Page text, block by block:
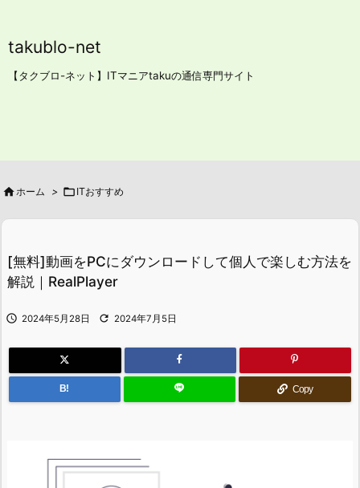
takublo-net
【タクブロ-ネット】ITマニアtakuの通信専門サイト
ホーム >  ITおすすめ
[無料]動画をPCにダウンロードして個人で楽しむ方法を
解説｜RealPlayer
 2024年5月28日  2024年7月5日
B! Copy